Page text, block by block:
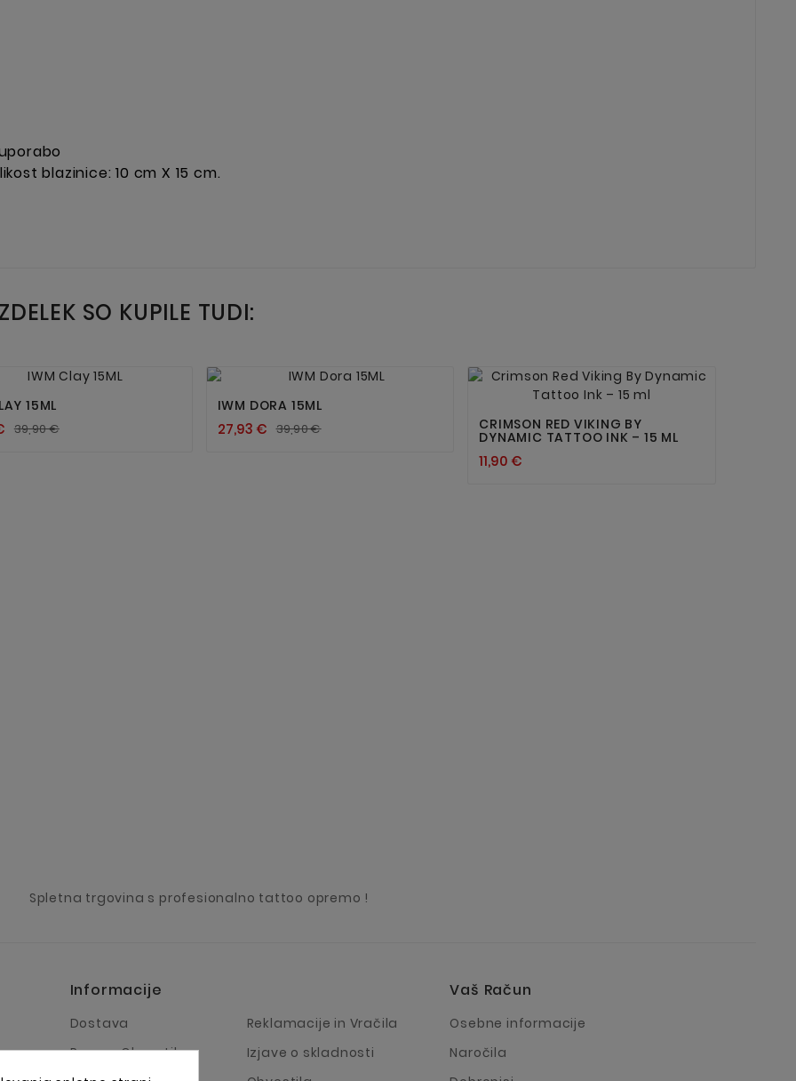
blazinice: 10 cm X 15 cm.
SO KUPILE TUDI:
 
15ML
39,90 €
 
IWM DORA 15ML
27,93 € 39,90 €

CRIMSON RED VIKING BY
DYNAMIC TATTOO INK – 15 ML
11,90 €
Spletna trgovina s profesionalno tattoo opremo !
Informacije
Dostava
Pravno Obvestilo
Reklamacije in Vračila
Izjave o skladnosti
Vaš Račun
Osebne informacije
Naročila